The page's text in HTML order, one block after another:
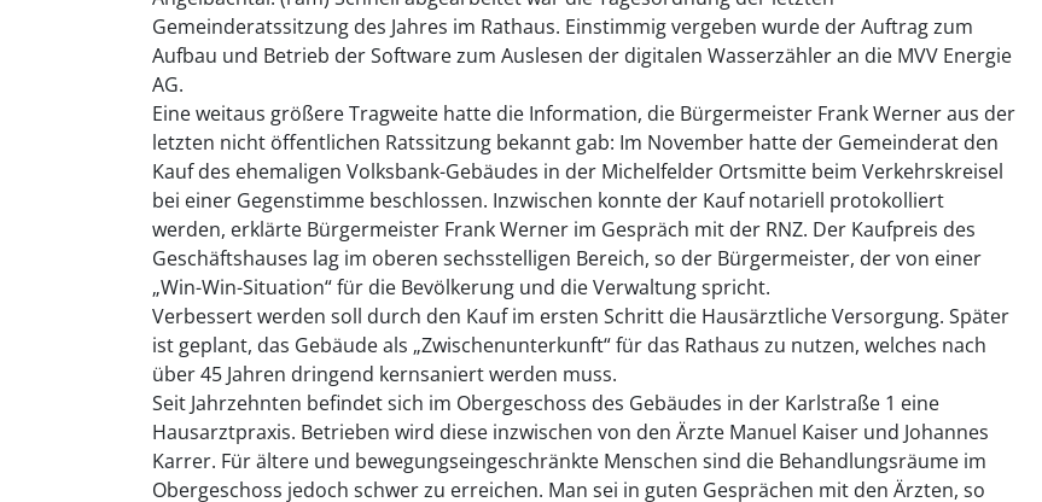
Gemeinderatssitzung des Jahres im Rathaus. Einstimmig vergeben wurde der Auftrag zum
Aufbau und Betrieb der Software zum Auslesen der digitalen Wasserzähler an die MVV Energie
AG.
Eine weitaus größere Tragweite hatte die Information, die Bürgermeister Frank Werner aus der
letzten nicht öffentlichen Ratssitzung bekannt gab: Im November hatte der Gemeinderat den
Kauf des ehemaligen Volksbank-Gebäudes in der Michelfelder Ortsmitte beim Verkehrskreisel
bei einer Gegenstimme beschlossen. Inzwischen konnte der Kauf notariell protokolliert
werden, erklärte Bürgermeister Frank Werner im Gespräch mit der RNZ. Der Kaufpreis des
Geschäftshauses lag im oberen sechsstelligen Bereich, so der Bürgermeister, der von einer
„Win-Win-Situation“ für die Bevölkerung und die Verwaltung spricht.
Verbessert werden soll durch den Kauf im ersten Schritt die Hausärztliche Versorgung. Später
ist geplant, das Gebäude als „Zwischenunterkunft“ für das Rathaus zu nutzen, welches nach
über 45 Jahren dringend kernsaniert werden muss.
Seit Jahrzehnten befindet sich im Obergeschoss des Gebäudes in der Karlstraße 1 eine
Hausarztpraxis. Betrieben wird diese inzwischen von den Ärzte Manuel Kaiser und Johannes
Karrer. Für ältere und bewegungseingeschränkte Menschen sind die Behandlungsräume im
Obergeschoss jedoch schwer zu erreichen. Man sei in guten Gesprächen mit den Ärzten, so